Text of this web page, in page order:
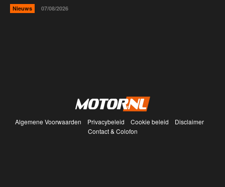
Nieuws 07/08/2026
Algemene Voorwaarden Privacybeleid Cookie beleid
Disclaimer
Contact & Colofon